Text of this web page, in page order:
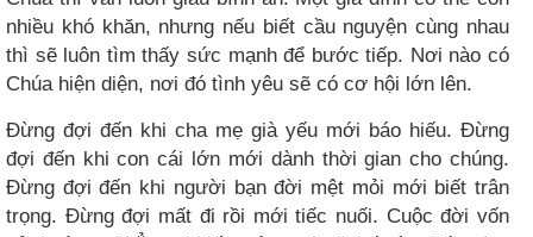
nhiều khó khăn, nhưng nếu biết cầu nguyện cùng nhau
thì sẽ luôn tìm thấy sức mạnh để bước tiếp. Nơi nào có
Chúa hiện diện, nơi đó tình yêu sẽ có cơ hội lớn lên.
Đừng đợi đến khi cha mẹ già yếu mới báo hiếu. Đừng
đợi đến khi con cái lớn mới dành thời gian cho chúng.
Đừng đợi đến khi người bạn đời mệt mỏi mới biết trân
trọng. Đừng đợi mất đi rồi mới tiếc nuối. Cuộc đời vốn